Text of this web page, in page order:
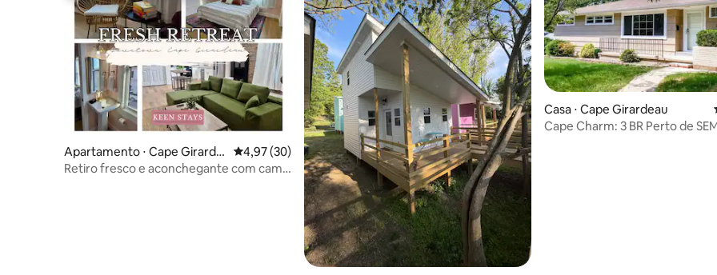
Apartamento ⋅ Cape Girarde
au
4,97 de uma avaliação média de 5, 30 avaliações
4,97 (30)
Retiro fresco e aconchegante com cama
Casa ⋅ Cape Girardeau
Cape Charm: 3 BR Perto de